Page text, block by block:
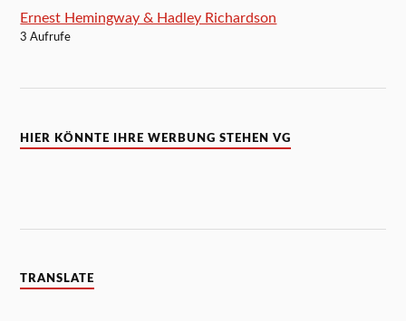
Ernest Hemingway & Hadley Richardson
3 Aufrufe
HIER KÖNNTE IHRE WERBUNG STEHEN VG
TRANSLATE